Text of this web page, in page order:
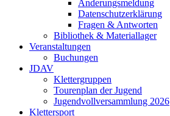
Änderungsmeldung
Datenschutzerklärung
Fragen & Antworten
Bibliothek & Materiallager
Veranstaltungen
Buchungen
JDAV
Klettergruppen
Tourenplan der Jugend
Jugendvollversammlung 2026
Klettersport